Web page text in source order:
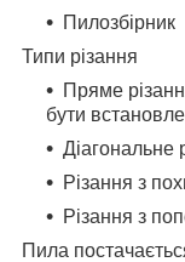
Пилозбірник
Типи різання
Пряме
бути
Діагональне
Різання з
Різання з
Пила